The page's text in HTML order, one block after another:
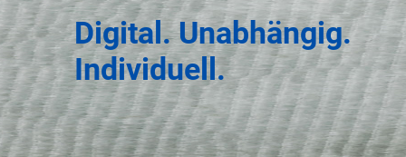
Digital. Unabhängig.
Individuell.